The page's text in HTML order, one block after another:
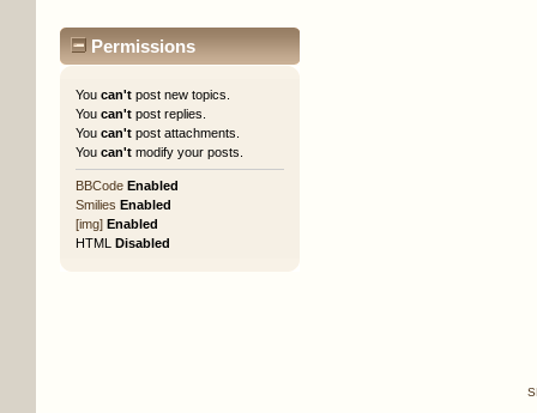
Permissions
You can'tpost new topics.
You can'tpost replies.
You can'tpost attachments.
You can'tmodify your posts.
BBCode Enabled
Smilies Enabled
[img] Enabled
HTML Disabled